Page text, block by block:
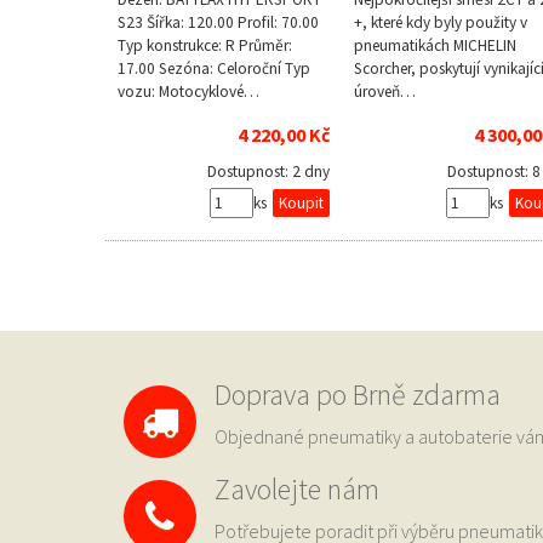
S23 Šířka: 120.00 Profil: 70.00
Typ konstrukce: R Průměr:
17.00 Sezóna: Celoroční Typ
vozu: Motocyklové…
4 220,00 Kč
Dostupnost: 2 dny
ks
+, které kdy byly použity v
pneumatikách MICHELIN
Scorcher, poskytují vynikající
úroveň…
4
Dostupnost:
ks
Doprava po Brně zdarma
Objednané pneumatiky a autobaterie
Zavolejte nám
Potřebujete poradit při výběru